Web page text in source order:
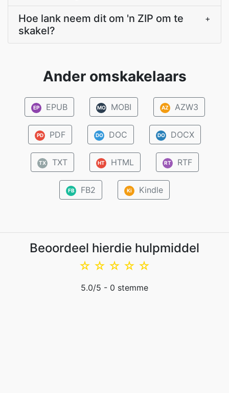
Hoe lank neem dit om 'n ZIP om te
skakel?
+
Ander omskakelaars
EP EPUB MO MOBI AZ AZW3
PD PDF DO DOC DO DOCX
TX TXT HT HTML RT RTF
FB FB2 Ki Kindle
Beoordeel hierdie hulpmiddel
☆
☆
☆
☆
☆
5.0/5 - 0 stemme